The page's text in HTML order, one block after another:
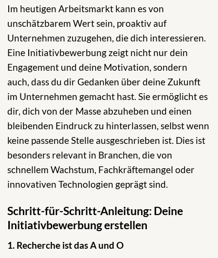
Im heutigen Arbeitsmarkt kann es von
unschätzbarem Wert sein, proaktiv auf
Unternehmen zuzugehen, die dich interessieren.
Eine Initiativbewerbung zeigt nicht nur dein
Engagement und deine Motivation, sondern
auch, dass du dir Gedanken über deine Zukunft
im Unternehmen gemacht hast. Sie ermöglicht es
dir, dich von der Masse abzuheben und einen
bleibenden Eindruck zu hinterlassen, selbst wenn
keine passende Stelle ausgeschrieben ist. Dies ist
besonders relevant in Branchen, die von
schnellem Wachstum, Fachkräftemangel oder
innovativen Technologien geprägt sind.
Schritt-für-Schritt-Anleitung: Deine
Initiativbewerbung erstellen
1. Recherche ist das A und O